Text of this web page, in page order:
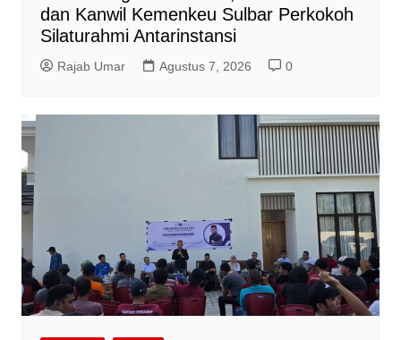
dan Kanwil Kemenkeu Sulbar Perkokoh
Silaturahmi Antarinstansi
Rajab Umar Agustus 7, 2026 0